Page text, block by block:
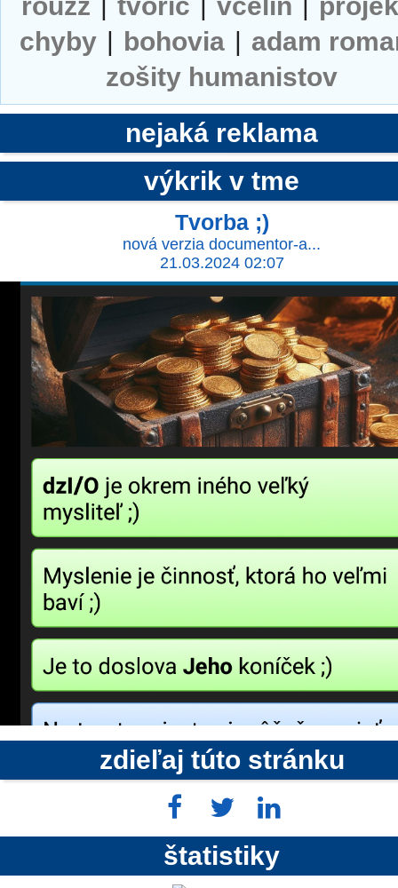
chyby | bohovia | adam
zošity humanistov
nejaká reklama
výkrik v tme
Tvorba ;)
nová verzia documentor-a...
21.03.2024 02:07
zdieľaj túto stránku
štatistiky